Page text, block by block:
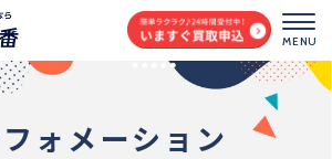
MENU
ォメーション